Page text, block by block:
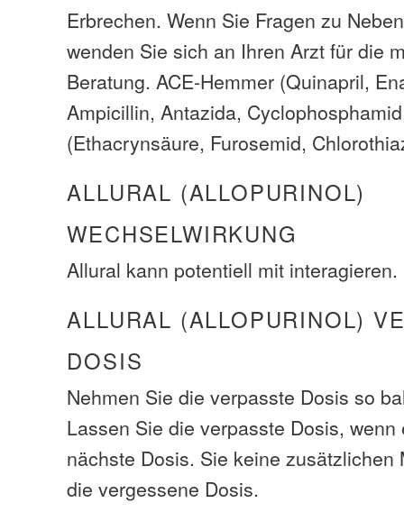
Erbrechen. Wenn Sie Fragen zu
wenden Sie sich an Ihren Arzt für die
Beratung. ACE-Hemmer (Quinapril,
Ampicillin, Antazida,
(Ethacrynsäure, Furosemid,
ALLURAL (ALLOPURINOL)
WECHSELWIRKUNG
Allural kann potentiell mit interagieren.
ALLURAL (ALLOPURINOL)
DOSIS
Nehmen Sie die verpasste Dosis so
Lassen Sie die verpasste Dosis,
nächste Dosis. Sie keine zusätzlichen
die vergessene Dosis.